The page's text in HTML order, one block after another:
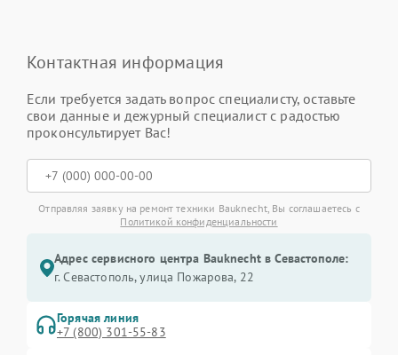
Контактная информация
Если требуется задать вопрос специалисту, оставьте
свои данные и дежурный специалист с радостью
проконсультирует Вас!
Отправляя заявку на ремонт техники Bauknecht, Вы соглашаетесь с
Политикой конфиденциальности
Адрес сервисного центра Bauknecht в Севастополе:
г. Севастополь, улица Пожарова, 22
Горячая линия
+7 (800) 301-55-83